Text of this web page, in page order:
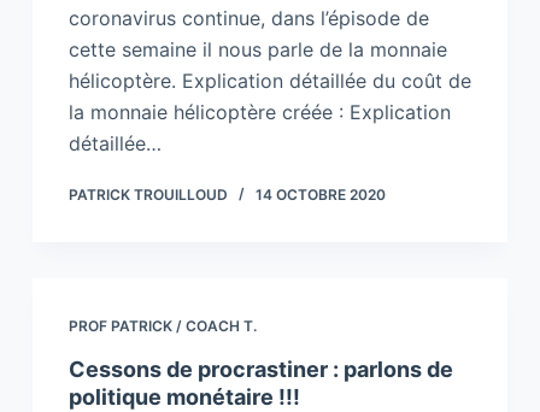
coronavirus continue, dans l’épisode de
cette semaine il nous parle de la monnaie
hélicoptère. Explication détaillée du coût de
la monnaie hélicoptère créée : Explication
détaillée…
PATRICK TROUILLOUD 14 OCTOBRE 2020
PROF PATRICK / COACH T.
Cessons de procrastiner : parlons de
politique monétaire !!!